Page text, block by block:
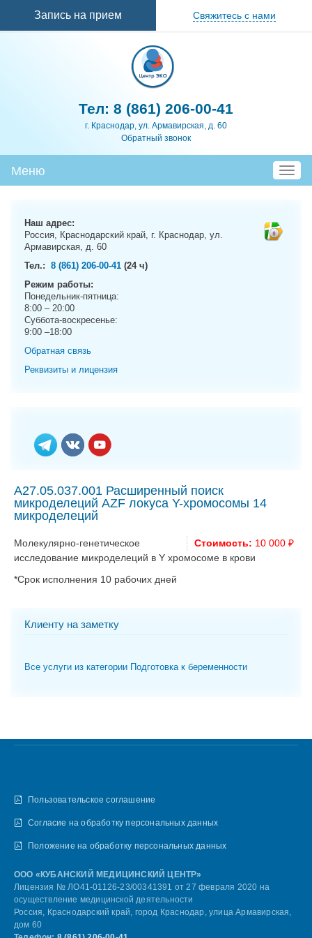
Запись на прием Свяжитесь с нами
Тел: 8 (861) 206-00-41
г. Краснодар, ул. Армавирская, д. 60
Обратный звонок
T
o
Меню
Наш адрес:
Россия, Краснодарский край, г. Краснодар, ул.
Армавирская, д. 60
Тел.: 8 (861) 206-00-41 (24 ч)
Режим работы:
Понедельник-пятница:
8:00 – 20:00
Суббота-воскресенье:
9:00 –18:00
Обратная связь
Реквизиты и лицензия
A27.05.037.001 Расширенный поиск
микроделеций AZF локуса Y-хромосомы 14
микроделеций
Стоимость: 10 000 ₽
Молекулярно-генетическое
исследование микроделеций в Y хромосоме в крови
*Срок исполнения 10 рабочих дней
Клиенту на заметку
Все услуги из категории Подготовка к беременности
Пользовательское соглашение
Согласие на обработку персональных данных
Положение на обработку персональных данных
ООО «КУБАНСКИЙ МЕДИЦИНСКИЙ ЦЕНТР»
Лицензия № ЛО41-01126-23/00341391 от 27 февраля 2020 на
осуществление медицинской деятельности
Россия, Краснодарский край, город Краснодар, улица Армавирская,
дом 60